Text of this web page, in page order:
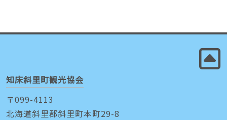
知床斜里町観光協会
〒099-4113
北海道斜里郡斜里町本町29-8